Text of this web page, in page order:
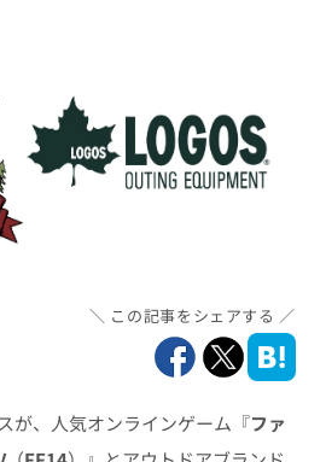
この記事をシェアする
が、人気オンラインゲーム『ファ